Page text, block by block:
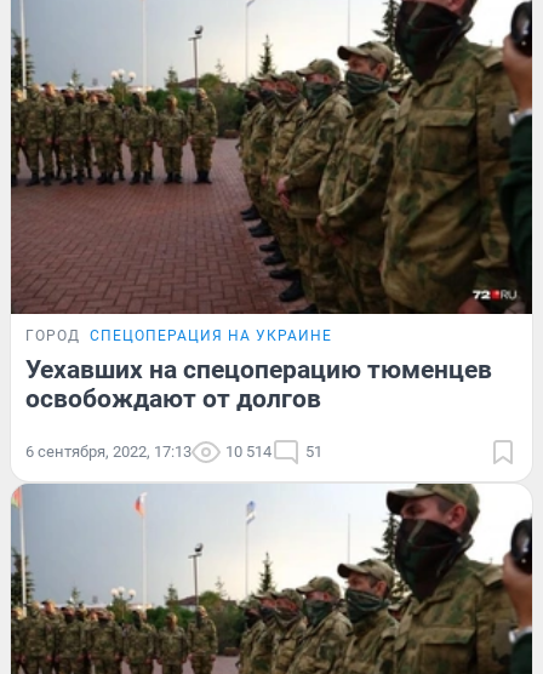
ГОРОД СПЕЦОПЕРАЦИЯ НА УКРАИНЕ
Уехавших на спецоперацию тюменцев
освобождают от долгов
6 сентября, 2022, 17:13 10 514 51